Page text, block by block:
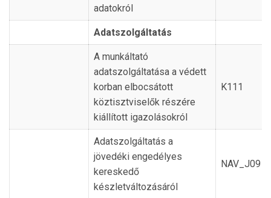
adatokról
Adatszolgáltatás
A munkáltató
adatszolgáltatása a védett
korban elbocsátott
köztisztviselők részére
kiállított igazolásokról
K111
Adatszolgáltatás a
jövedéki engedélyes
kereskedő
készletváltozásáról
NAV_J09